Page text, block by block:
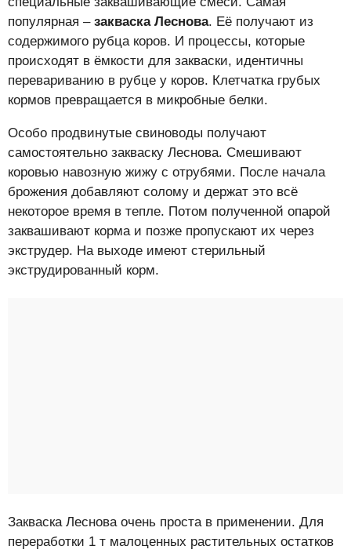
популярная – закваска Леснова. Её получают из
содержимого рубца коров. И процессы, которые
происходят в ёмкости для закваски, идентичны
перевариванию в рубце у коров. Клетчатка грубых
кормов превращается в микробные белки.
Особо продвинутые свиноводы получают
самостоятельно закваску Леснова. Смешивают
коровью навозную жижу с отрубями. После начала
брожения добавляют солому и держат это всё
некоторое время в тепле. Потом полученной опарой
заквашивают корма и позже пропускают их через
экструдер. На выходе имеют стерильный
экструдированный корм.
Закваска Леснова очень проста в применении. Для
переработки 1 т малоценных растительных остатков